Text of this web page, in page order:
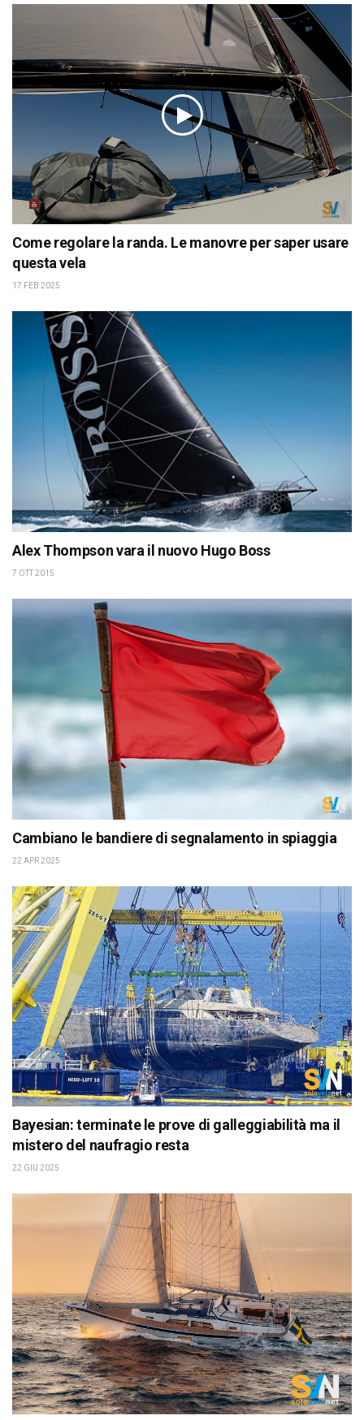
Come regolare la randa. Le manovre per saper usare
questa vela
17 FEB 2025
Alex Thompson vara il nuovo Hugo Boss
7 OTT 2015
Cambiano le bandiere di segnalamento in spiaggia
22 APR 2025
Bayesian: terminate le prove di galleggiabilità ma il
mistero del naufragio resta
22 GIU 2025